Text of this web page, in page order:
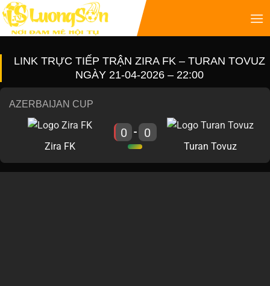
LINK TRỰC TIẾP TRẬN ZIRA FK – TURAN TOVUZ
NGÀY 21-04-2026 – 22:00
AZERBAIJAN CUP
Zira FK
0 - 0
Turan Tovuz